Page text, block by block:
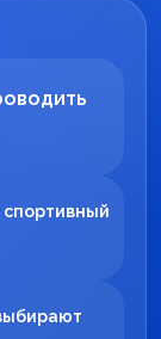
спортивный